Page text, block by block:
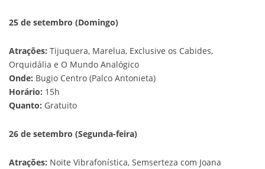
25 de setembro (Domingo)
Atrações: Tijuquera, Marelua, Exclusive os Cabides,
Orquidália e O Mundo Analógico
Onde: Bugio Centro (Palco Antonieta)
Horário: 15h
Quanto: Gratuito
26 de setembro (Segunda-feira)
Atrações: Noite Vibrafonística, Semserteza com Joana